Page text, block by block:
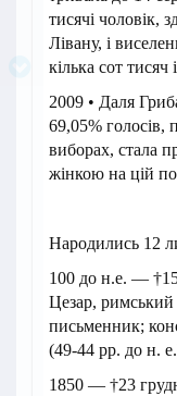
тисячі чоловік,
Лівану, і
кілька сот тисяч
2009 • Даля
69,05% голосів,
виборах, стала
жінкою на цій
Народились 12
100 до н.е. —
Цезар, римський
письменник;
(49-44 рр. до н.
1850 — †23